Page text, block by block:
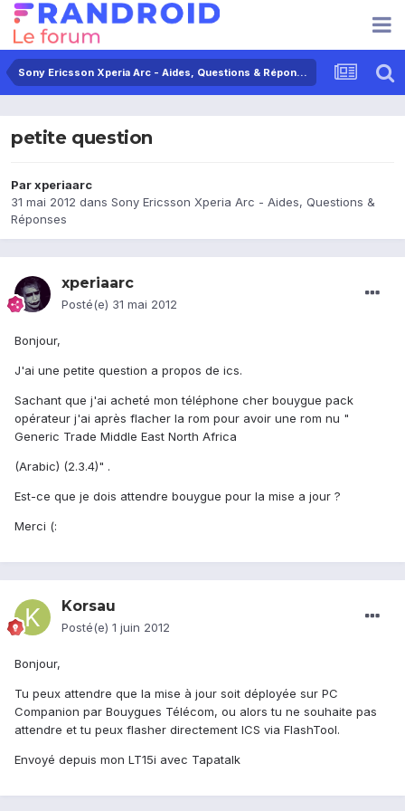
Sony Ericsson Xperia Arc - Aides, Questions & Réponses
petite question
Parxperiaarc
31 mai 2012 dans Sony Ericsson Xperia Arc - Aides, Questions &
Réponses
xperiaarc
Posté(e) 31 mai 2012
Bonjour,
J'ai une petite question a propos de ics.
Sachant que j'ai acheté mon téléphone cher bouygue pack
opérateur j'ai après flacher la rom pour avoir une rom nu "
Generic Trade Middle East North Africa
(Arabic) (2.3.4)" .
Est-ce que je dois attendre bouygue pour la mise a jour ?
Merci (:
Korsau
Posté(e) 1 juin 2012
Bonjour,
Tu peux attendre que la mise à jour soit déployée sur PC
Companion par Bouygues Télécom, ou alors tu ne souhaite pas
attendre et tu peux flasher directement ICS via FlashTool.
Envoyé depuis mon LT15i avec Tapatalk